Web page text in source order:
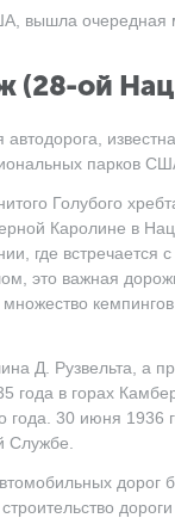
вышла очередная
(28-ой
парков
Голубого
Каролине в
где встречается
это важная
Д. Рузвельта, а
года в горах
года. 30 июня
Службе.